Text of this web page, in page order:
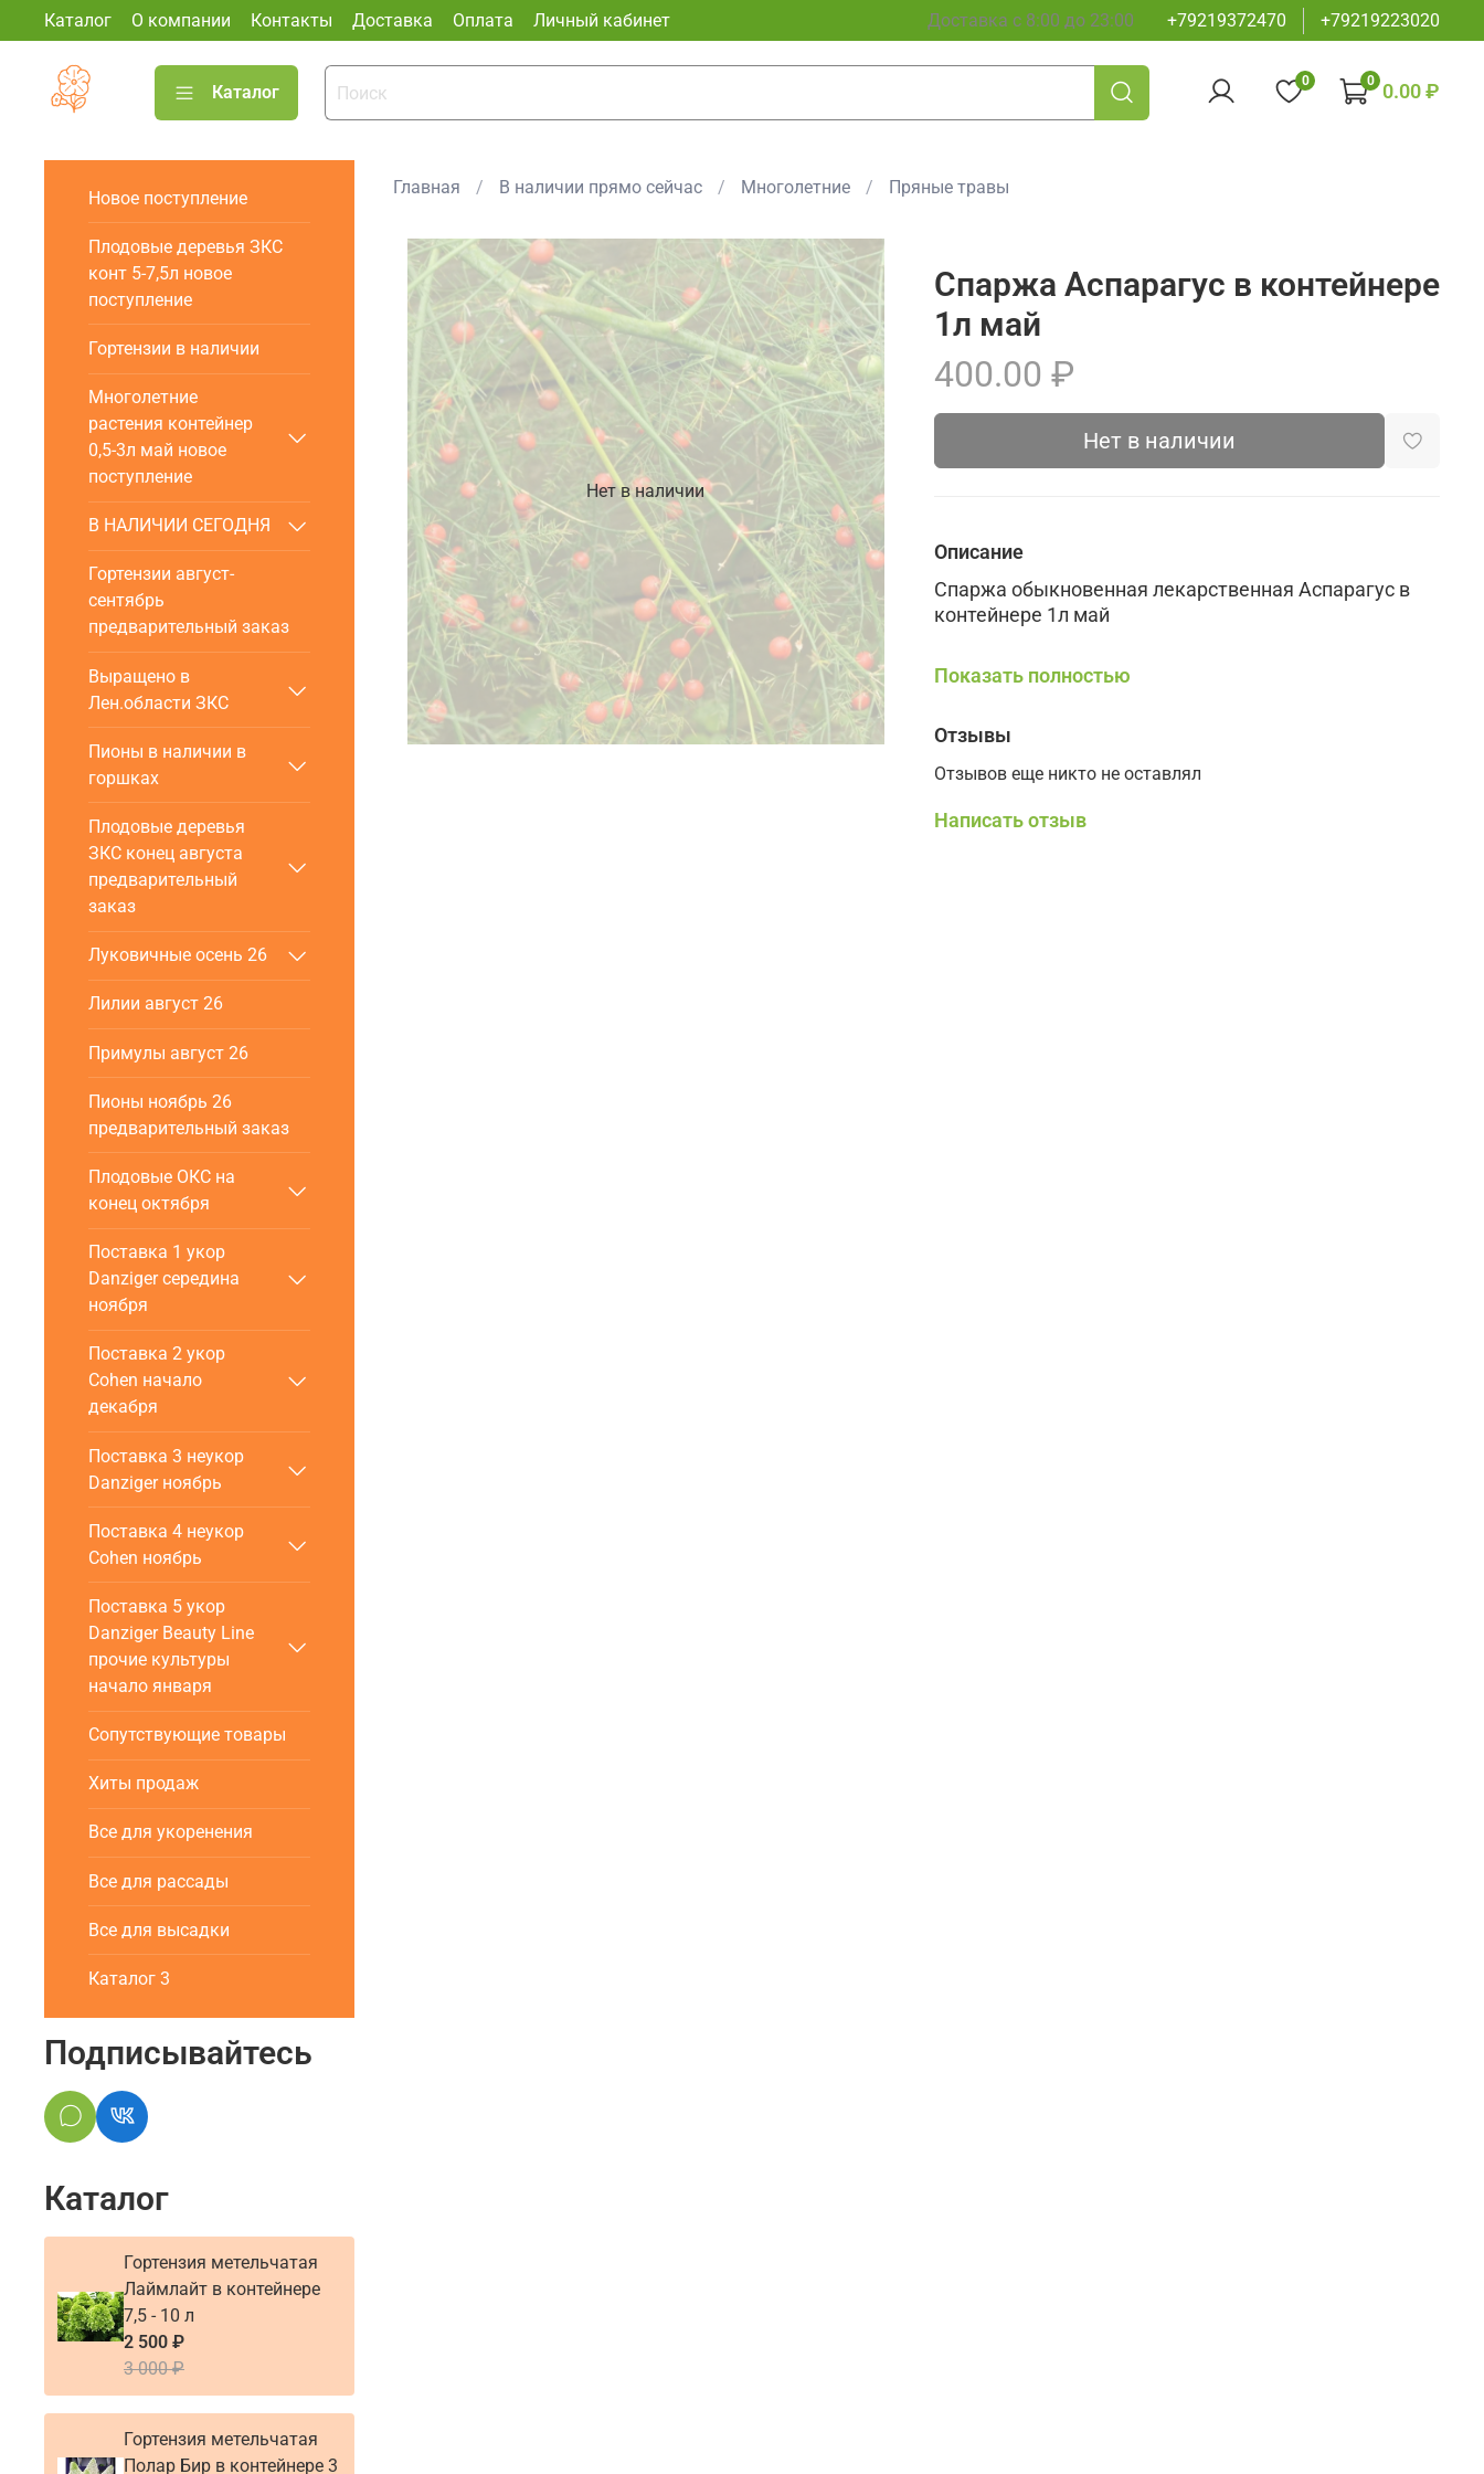
Каталог О компании Контакты Доставка Оплата Личный кабинет Доставка с 8:00 до 23:00 +79219372470 +79219223020
Каталог
0 0 0.00 ₽
Главная В наличии прямо сейчас Многолетние Пряные травы
Нет в наличии
Спаржа Аспарагус в контейнере
1л май
400.00 ₽
Нет в наличии
Описание
Спаржа обыкновенная лекарственная Аспарагус в
контейнере 1л май
Показать полностью
Отзывы
Отзывов еще никто не оставлял
Написать отзыв
Новое поступление
Плодовые деревья ЗКС
конт 5-7,5л новое
поступление
Гортензии в наличии
Многолетние
растения контейнер
0,5-3л май новое
поступление
В НАЛИЧИИ СЕГОДНЯ
Гортензии август-
сентябрь
предварительный заказ
Выращено в
Лен.области ЗКС
Пионы в наличии в
горшках
Плодовые деревья
ЗКС конец августа
предварительный
заказ
Луковичные осень 26
Лилии август 26
Примулы август 26
Пионы ноябрь 26
предварительный заказ
Плодовые ОКС на
конец октября
Поставка 1 укор
Danziger cередина
ноября
Поставка 2 укор
Cohen начало
декабря
Поставка 3 неукор
Danziger ноябрь
Поставка 4 неукор
Cohen ноябрь
Поставка 5 укор
Danziger Beauty Line
прочие культуры
начало января
Сопутствующие товары
Хиты продаж
Все для укоренения
Все для рассады
Все для высадки
Каталог 3
Подписывайтесь
Каталог
Гортензия метельчатая
Лаймлайт в контейнере
7,5 - 10 л
2 500 ₽
3 000 ₽
Гортензия метельчатая
Полар Бир в контейнере 3